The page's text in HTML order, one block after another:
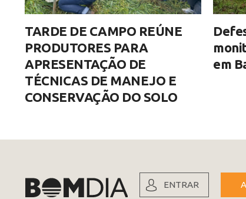
TARDE DE CAMPO REÚNE
PRODUTORES PARA
APRESENTAÇÃO DE
TÉCNICAS DE MANEJO E
CONSERVAÇÃO DO SOLO
em
ENTRAR